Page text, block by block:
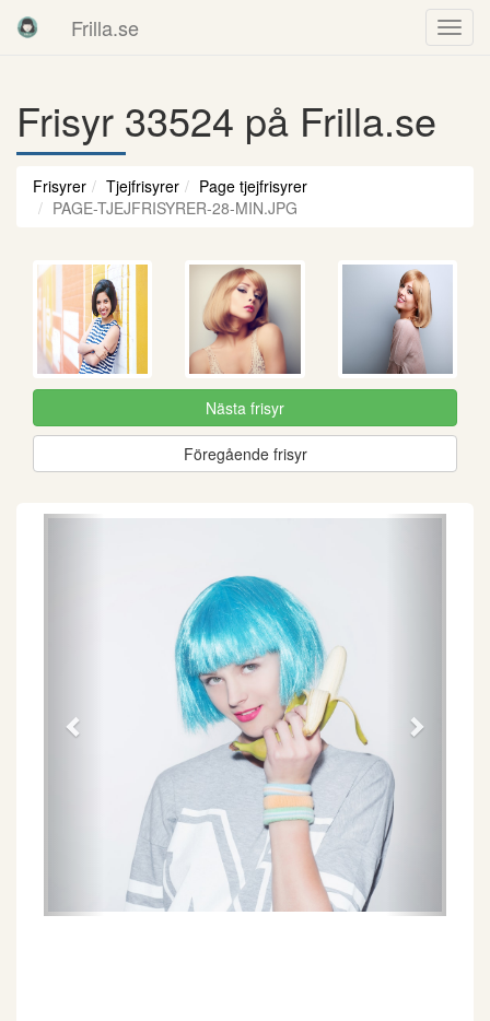
Frilla.se
Frisyr 33524 på Frilla.se
Frisyrer Tjejfrisyrer
Page tjejfrisyrer
PAGE-TJEJFRISYRER-28-MIN.JPG
Nästa frisyr
Föregående frisyr